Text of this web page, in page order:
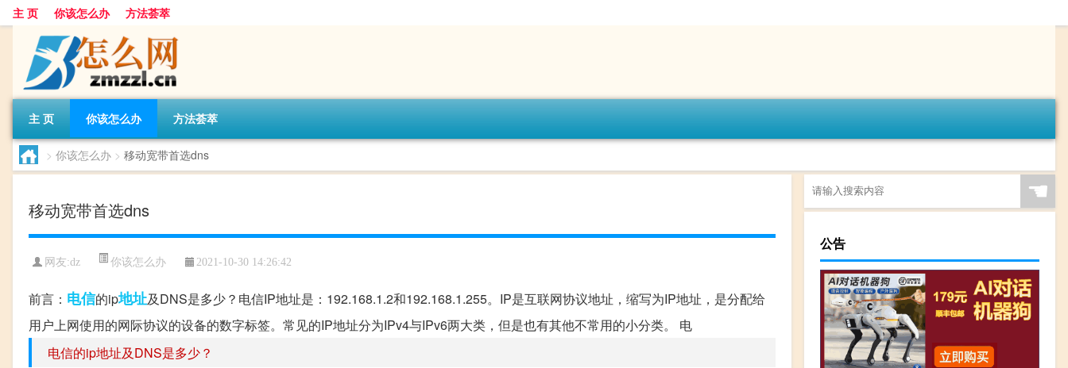
主 页 你该怎么办 方法荟萃
主 页 你该怎么办 方法荟萃
> 你该怎么办 > 移动宽带首选dns
移动宽带首选dns
网友:dz 你该怎么办 2021-10-30 14:26:42
前言： 电信的ip地址及DNS是多少？电信IP地址是：192.168.1.2和192.168.1.255。IP是互联网协议地址，缩写为IP地址，是分配给
用户上网使用的网际协议的设备的数字标签。常见的IP地址分为IPv4与IPv6两大类，但是也有其他不常用的小分类。 电
电信的ip地址及DNS是多少？
☚
公告